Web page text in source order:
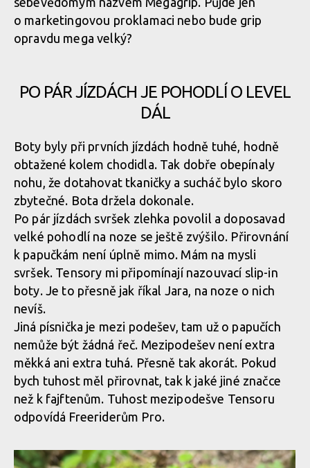
Stranový rozdíl výšky boty je jasně patrný
Včetně pěnového chrániče uvnitř manžety
Včetně pěnového chrániče uvnitř manžety
Včetně pěnového chrániče uvnitř manžety
Včetně pěnového chrániče uvnitř manžety
o marketingovou proklamaci nebo bude grip
opravdu mega velký?
PO PÁR JÍZDÁCH JE POHODLÍ O LEVEL
DÁL
Boty byly při prvních jízdách hodně tuhé, hodně
obtažené kolem chodidla. Tak dobře obepínaly
nohu, že dotahovat tkaničky a sucháč bylo skoro
zbytečné. Bota držela dokonale.
Po pár jízdách svršek zlehka povolil a doposavad
velké pohodlí na noze se ještě zvýšilo. Přirovnání
k papučkám není úplně mimo. Mám na mysli
svršek. Tensory mi připomínají nazouvací slip-in
boty. Je to přesně jak říkal Jara, na noze o nich
nevíš.
Jiná písnička je mezi podešev, tam už o papučích
nemůže být žádná řeč. Mezipodešev není extra
měkká ani extra tuhá. Přesně tak akorát. Pokud
bych tuhost měl přirovnat, tak k jaké jiné značce
než k fajftenům. Tuhost mezipodešve Tensoru
odpovídá Freeriderům Pro.